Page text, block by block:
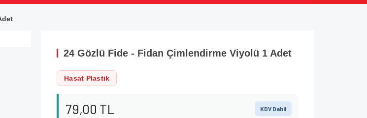
24 Gözlü Fide - Fidan Çimlendirme Viyolü 1 Adet
Hasat Plastik
79,00 TL KDV Dahil